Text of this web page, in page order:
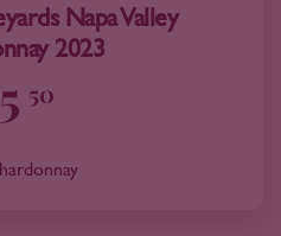
Napa Valley
2023
50